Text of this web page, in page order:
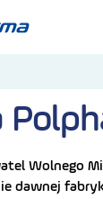
Wolnego
dawnej